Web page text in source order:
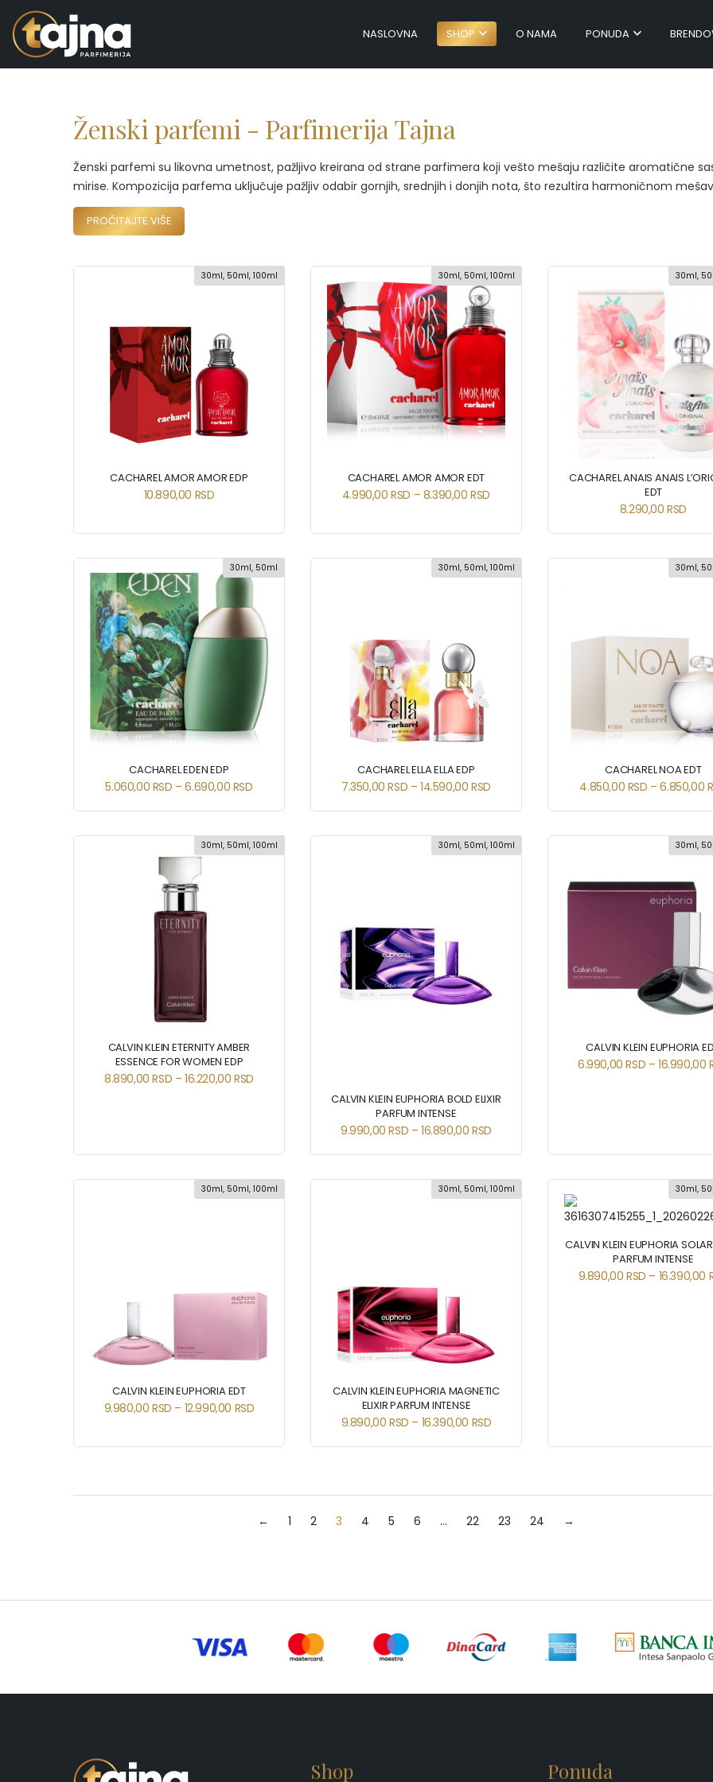
NASLOVNA SHOP O NAMA PONUDA
Ženski parfemi - Parfimerija Tajna
Ženski parfemi su likovna umetnost, pažljivo kreirana od strane parfimera koji vešto mešaju različite aromatične
mirise. Kompozicija parfema uključuje pažljiv odabir gornjih, srednjih i donjih nota, što rezultira harmoničnom
PROČITAJTE VIŠE
30ml, 50ml, 100ml
CACHAREL AMOR AMOR EDP
10.890,00 RSD
30ml, 50ml, 100ml
CACHAREL AMOR AMOR EDT
4.990,00RSD – 8.390,00RSD
30ml,
CACHAREL ANAIS ANAIS
EDT
8.290,00RSD
30ml, 50ml
CACHAREL EDEN EDP
5.060,00 RSD –6.690,00 RSD
30ml, 50ml, 100ml
CACHAREL ELLA ELLA EDP
7.350,00RSD –14.590,00RSD
30ml,
CACHAREL NOA EDT
4.850,00 RSD –6.850,00
30ml, 50ml, 100ml
CALVIN KLEIN ETERNITY AMBER
ESSENCE FOR WOMEN EDP
8.890,00RSD –16.220,00RSD
30ml, 50ml, 100ml
CALVIN KLEIN EUPHORIA BOLD ELIXIR
PARFUM INTENSE
9.990,00RSD –16.890,00RSD
30ml,
CALVIN KLEIN EUPHORIA
6.990,00RSD –16.990,00
30ml, 50ml, 100ml
CALVIN KLEIN EUPHORIA EDT
9.980,00 RSD – 12.990,00 RSD
30ml, 50ml, 100ml
CALVIN KLEIN EUPHORIA MAGNETIC
ELIXIR PARFUM INTENSE
9.890,00 RSD – 16.390,00 RSD
30ml,
CALVIN KLEIN EUPHORIA SOLAR
PARFUM INTENSE
9.890,00 RSD – 16.390,00
← 1 2 3 4 5 6 … 22 23 24 →
Shop Ponuda